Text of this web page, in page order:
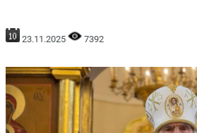
23.11.2025 7392